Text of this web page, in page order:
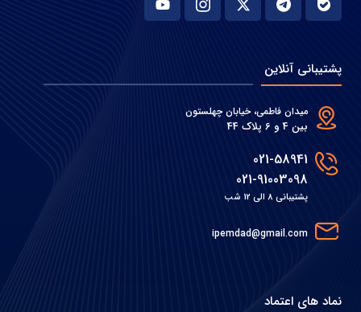
پشتیبانی آنلاین
میدان فاطمی، خیابان چهلستون
بین 4 و 6 پلاک 44
021-58941
021-91003098
پشتیبانی 8 الی 12 شب
ipemdad@gmail.com
نماد های اعتماد